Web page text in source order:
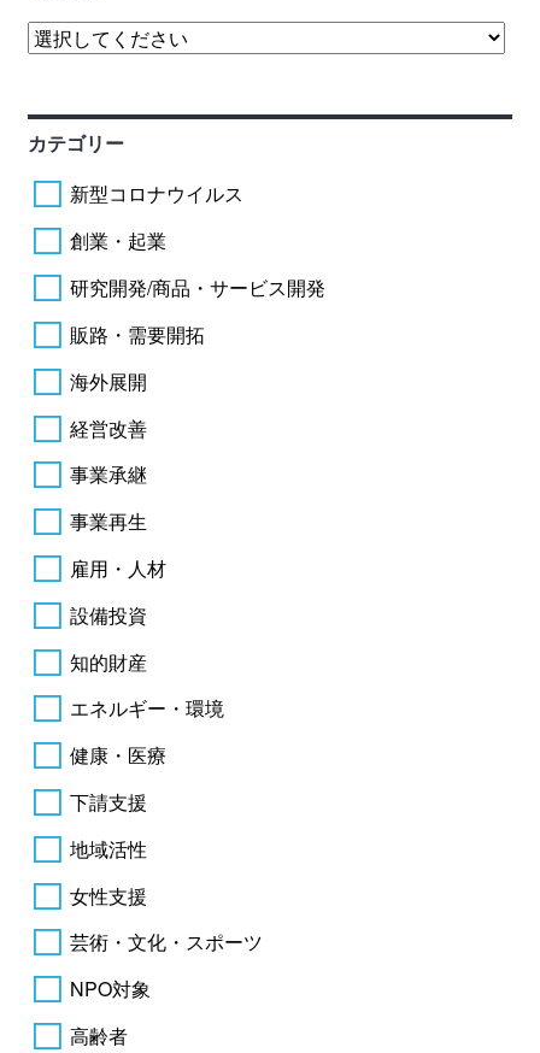
カテゴリー
新型コロナウイルス
創業・起業
研究開発/商品・サービス開発
販路・需要開拓
海外展開
経営改善
事業承継
事業再生
雇用・人材
設備投資
知的財産
エネルギー・環境
健康・医療
下請支援
地域活性
女性支援
芸術・文化・スポーツ
NPO対象
高齢者